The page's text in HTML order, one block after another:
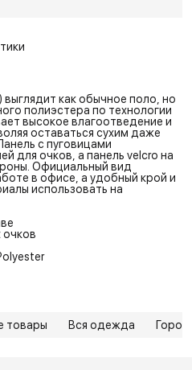
выглядит как обычное поло, но
полиэстера по технологии
высокое влагоотведение и
оставаться сухим даже
с пуговицами
для очков, а панель velcro на
Официальный вид
в офисе, а удобный крой и
использовать на
очков
товары Вся одежда Город